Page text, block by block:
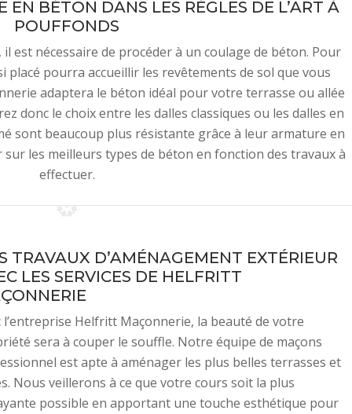
EN BÉTON DANS LES RÈGLES DE L’ART À
POUFFONDS
est nécessaire de procéder à un coulage de béton. Pour
placé pourra accueillir les revêtements de sol que vous
adaptera le béton idéal pour votre terrasse ou allée
donc le choix entre les dalles classiques ou les dalles en
sont beaucoup plus résistante grâce à leur armature en
les meilleurs types de béton en fonction des travaux à
effectuer.
TRAVAUX D’AMÉNAGEMENT EXTÉRIEUR
LES SERVICES DE HELFRITT
l’entreprise Helfritt Maçonnerie, la beauté de votre
sera à couper le souffle. Notre équipe de maçons
est apte à aménager les plus belles terrasses et
Nous veillerons à ce que votre cours soit la plus
possible en apportant une touche esthétique pour